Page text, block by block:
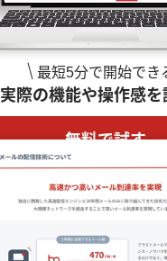
最短5分で開始でき
実際の機能や操作感を
無料で試す